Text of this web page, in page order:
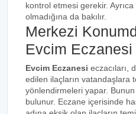
kontrol etmesi gerekir.
olmadığına da bakılır.
Merkezi
Evcim Eczanesi
Evcim Eczanesi eczacıları,
edilen ilaçların vatandaşlara
yönlendirmeleri yapar.
bulunur. Eczane içerisinde